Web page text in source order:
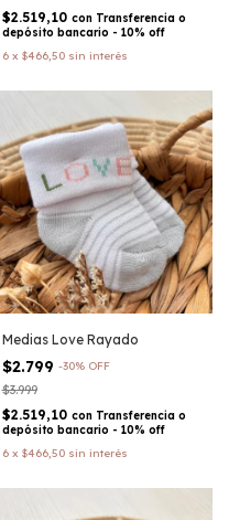
$2.519,10 con Transferencia o
depósito bancario - 10% off
6 x $466,50 sin interés
Medias Love Rayado
$2.799 -30% OFF
$3.999
$2.519,10 con Transferencia o
depósito bancario - 10% off
6 x $466,50 sin interés